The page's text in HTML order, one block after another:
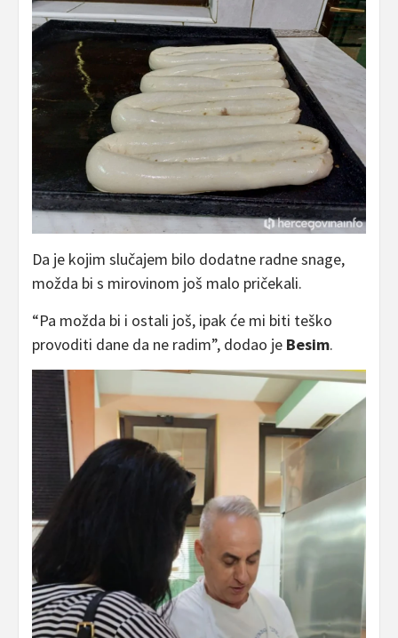
Da je kojim slučajem bilo dodatne radne snage,
možda bi s mirovinom još malo pričekali.
“Pa možda bi i ostali još, ipak će mi biti teško
provoditi dane da ne radim”, dodao je Besim.